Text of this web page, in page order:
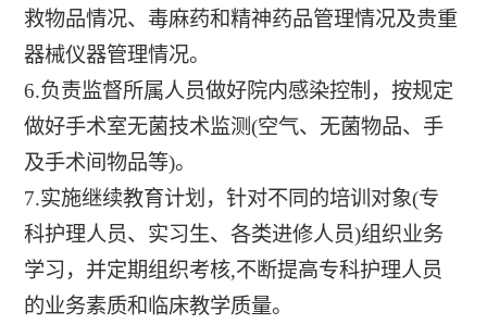
救物品情况、毒麻药和精神药品管理情况及贵重
器械仪器管理情况。
6.负责监督所属人员做好院内感染控制，按规定
做好手术室无菌技术监测(空气、无菌物品、手
及手术间物品等)。
7.实施继续教育计划，针对不同的培训对象(专
科护理人员、实习生、各类进修人员)组织业务
学习，并定期组织考核,不断提高专科护理人员
的业务素质和临床教学质量。